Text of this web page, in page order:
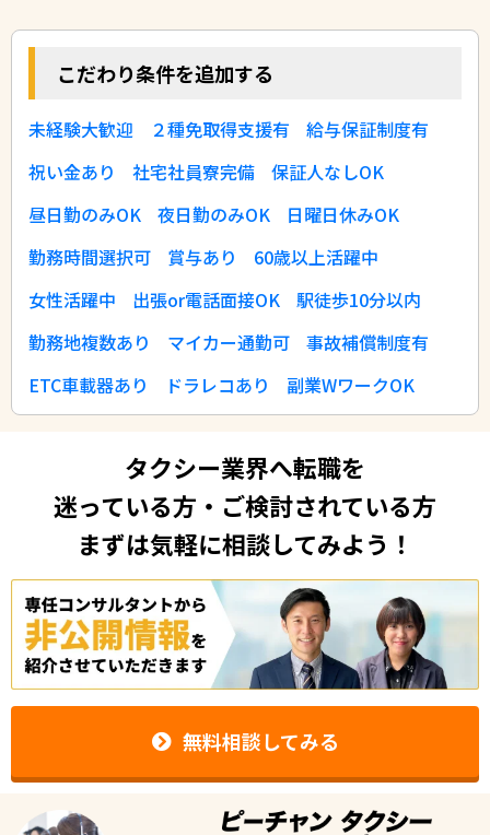
こだわり条件を追加する
未経験大歓迎 ２種免取得支援有
給与保証制度有
祝い金あり
社宅社員寮完備
保証人なしOK
昼日勤のみOK
夜日勤のみOK
日曜日休みOK
勤務時間選択可
賞与あり
60歳以上活躍中
女性活躍中
出張or電話面接OK
駅徒歩10分以内
勤務地複数あり
マイカー通勤可
事故補償制度有
ETC車載器あり
ドラレコあり 副業WワークOK
タクシー業界へ転職を
迷っている方・ご検討されている方
まずは気軽に相談してみよう！
無料相談してみる